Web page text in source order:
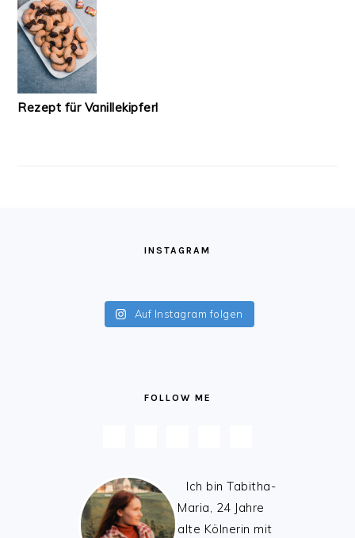
Rezept für Vanillekipferl
INSTAGRAM
Auf Instagram folgen
FOLLOW ME
Ich bin Tabitha-
Maria, 24 Jahre
alte Kölnerin mit